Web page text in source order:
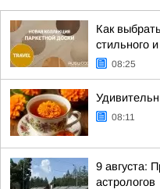
Как
стильного
08:25
08:11
9 августа:
астрологов